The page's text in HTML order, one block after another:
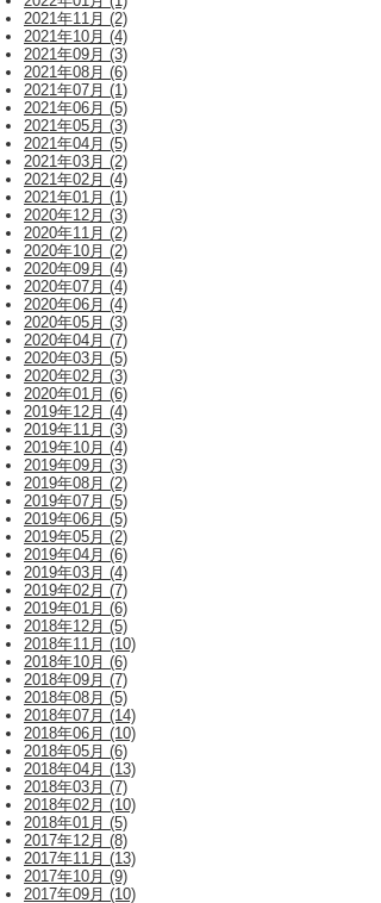
2021年11月 (2)
2021年10月 (4)
2021年09月 (3)
2021年08月 (6)
2021年07月 (1)
2021年06月 (5)
2021年05月 (3)
2021年04月 (5)
2021年03月 (2)
2021年02月 (4)
2021年01月 (1)
2020年12月 (3)
2020年11月 (2)
2020年10月 (2)
2020年09月 (4)
2020年07月 (4)
2020年06月 (4)
2020年05月 (3)
2020年04月 (7)
2020年03月 (5)
2020年02月 (3)
2020年01月 (6)
2019年12月 (4)
2019年11月 (3)
2019年10月 (4)
2019年09月 (3)
2019年08月 (2)
2019年07月 (5)
2019年06月 (5)
2019年05月 (2)
2019年04月 (6)
2019年03月 (4)
2019年02月 (7)
2019年01月 (6)
2018年12月 (5)
2018年11月 (10)
2018年10月 (6)
2018年09月 (7)
2018年08月 (5)
2018年07月 (14)
2018年06月 (10)
2018年05月 (6)
2018年04月 (13)
2018年03月 (7)
2018年02月 (10)
2018年01月 (5)
2017年12月 (8)
2017年11月 (13)
2017年10月 (9)
2017年09月 (10)